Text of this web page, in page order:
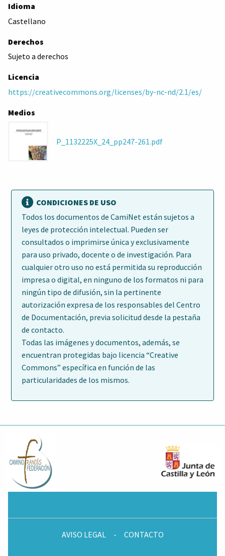
Idioma
Castellano
Derechos
Sujeto a derechos
Licencia
https://creativecommons.org/licenses/by-nc-nd/2.1/es/
Medios
P_1132225X_24_pp247-261.pdf
CONDICIONES DE USO
Todos los documentos de CamiNet están sujetos a
leyes de protección intelectual. Pueden ser
consultados o imprimirse única y exclusivamente
para uso privado, docente o de investigación. Para
cualquier otro uso no está permitida su reproducción
impresa o digital, en ninguno de los formatos ni para
ningún tipo de difusión, sin la pertinente
autorización expresa de los responsables del Centro
de Documentación, previa solicitud desde la pestaña
de contacto.
Todas las imágenes y documentos, además, se
encuentran protegidas bajo licencia “Creative
Commons” específica en función de las
particularidades de los mismos.
AVISO LEGAL - CONTACTO